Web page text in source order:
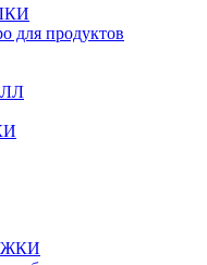
продуктов